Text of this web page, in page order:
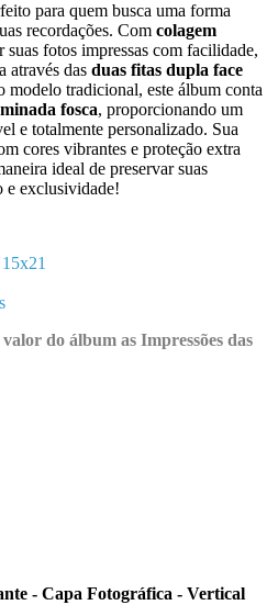
para quem busca uma forma
recordações. Com colagem
suas fotos impressas com facilidade,
através das duas fitas dupla face
tradicional, este álbum conta
fosca, proporcionando um
e totalmente personalizado. Sua
cores vibrantes e proteção extra
ideal de preservar suas
e exclusividade!
do álbum as Impressões das
- Capa Fotográfica - Vertical